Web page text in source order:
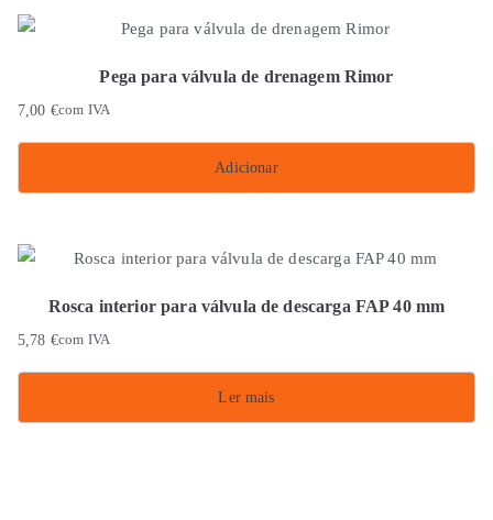
Pega para válvula de drenagem Rimor
7,00 €com IVA
Adicionar
Rosca interior para válvula de descarga FAP 40 mm
5,78 €com IVA
Ler mais